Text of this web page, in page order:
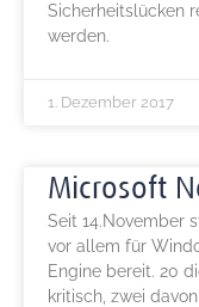
Sicherheitslücken
werden.
1. Dezember 2017
Microsoft
Seit 14.November
vor allem für
Engine bereit. 20
kritisch, zwei